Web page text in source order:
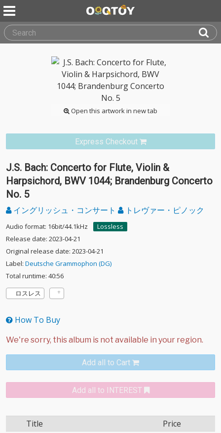
Open this artwork in new tab
Express Checkout
J.S. Bach: Concerto for Flute, Violin &
Harpsichord, BWV 1044; Brandenburg Concerto
No. 5
イングリッシュ・コンサート トレヴァー・ピノック
Audio format: 16bit/44.1kHz
Lossless
Release date: 2023-04-21
Original release date: 2023-04-21
Label: Deutsche Grammophon (DG)
Total runtime: 40:56
ロスレス
How To Buy
Add all to Cart
Add all to INTEREST
Title Price